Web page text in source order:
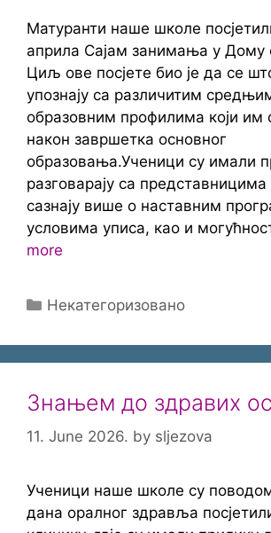
Матуранти наше школе
априла Сајам занимања у Дому
Циљ ове посјете био је да се
упознају са различитим
образовним профилима који им
након завршетка основног
образовања.Ученици су имали
разговарају са
сазнају више о наставним
условима уписа, као и
more
Categories
Некатегоризовано
Знањем до здравих
11. June 2026. by sljezova
Ученици наше школе су поводом
дана оралног здравља